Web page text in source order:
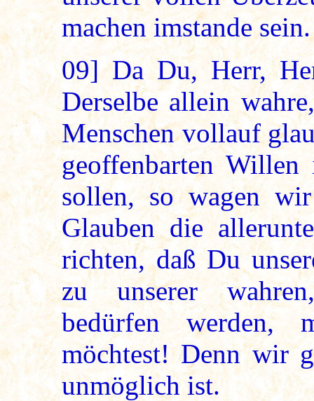
machen imstande sein.
09] Da Du, Herr,
Derselbe allein
Menschen vollauf
geoffenbarten
sollen, so wagen
Glauben die
richten, daß Du
zu unserer
bedürfen werden,
möchtest! Denn wir
unmöglich ist.